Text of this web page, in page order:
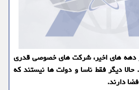
دهه های اخیر، شركت های خصوصی قدری
دیگر فقط ناسا و دولت ها نیستند كه
دارند.